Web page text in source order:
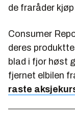
de fraråder
Consumer
deres
blad i fjor høst
fjernet elbilen
raste